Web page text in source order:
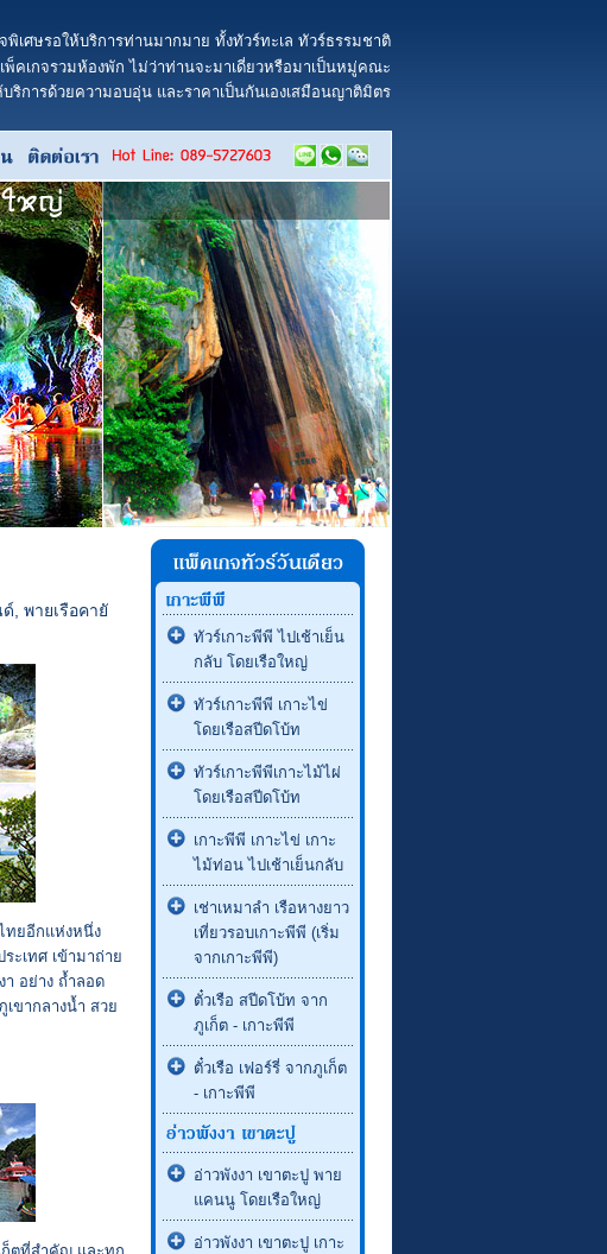
พิเศษรอให้บริการท่านมากมาย ทั้งทัวร์ทะเล ทัวร์ธรรมชาติ
พ็คเกจรวมห้องพัก ไม่ว่าท่านจะมาเดี่ยวหรือมาเป็นหมู่คณะ
ริการด้วยความอบอุ่น และราคาเป็นกันเองเสมือนญาติมิตร
, พายเรือคายั
ทยอีกแห่งหนึ่ง
ะเทศ เข้ามาถ่าย
อย่าง ถ้ำลอด
เขากลางน้ำ สวย
ทัวร์เกาะพีพี ไปเช้าเย็น
กลับ โดยเรือใหญ่
ทัวร์เกาะพีพี เกาะไข่
โดยเรือสปีดโบ้ท
ทัวร์เกาะพีพีเกาะไม้ไผ่
โดยเรือสปีดโบ้ท
เกาะพีพี เกาะไข่ เกาะ
ไม้ท่อน ไปเช้าเย็นกลับ
เช่าเหมาลำ เรือหางยาว
เที่ยวรอบเกาะพีพี (เริ่ม
จากเกาะพีพี)
ตั๋วเรือ สปีดโบ้ท จาก
ภูเก็ต - เกาะพีพี
ตั๋วเรือ เฟอร์รี่ จากภูเก็ต
- เกาะพีพี
อ่าวพังงา เขาตะปู พาย
แคนนู โดยเรือใหญ่
อ่าวพังงา เขาตะปู เกาะ